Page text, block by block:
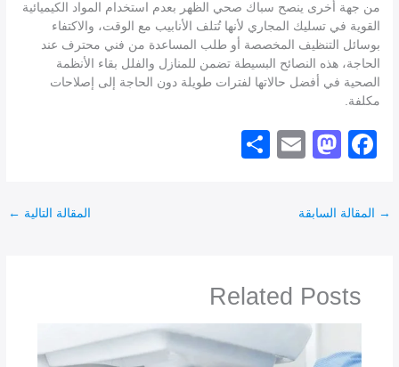
من جهة أخرى ينصح سباك صحي الظهر بعدم استخدام المواد الكيميائية
القوية في تسليك المجاري لأنها تُتلف الأنابيب مع الوقت، والاكتفاء
بوسائل التنظيف المخصصة أو طلب المساعدة من فني محترف عند
الحاجة، هذه النصائح البسيطة تضمن للمنازل والفلل بقاء الأنظمة
الصحية في أفضل حالاتها لفترات طويلة دون الحاجة إلى إصلاحات
مكلفة.
F
c
o
o
k
M
o
n
E
→ المقالة السابقة المقالة التالية ←
Related Posts